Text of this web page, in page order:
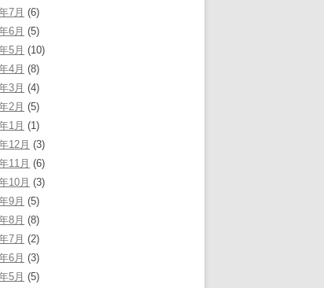
7月 (6)
6月 (5)
5月 (10)
4月 (8)
3月 (4)
2月 (5)
1月 (1)
12月 (3)
11月 (6)
10月 (3)
9月 (5)
8月 (8)
7月 (2)
6月 (3)
5月 (5)